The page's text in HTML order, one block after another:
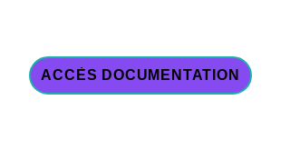
ACCÈS DOCUMENTATION